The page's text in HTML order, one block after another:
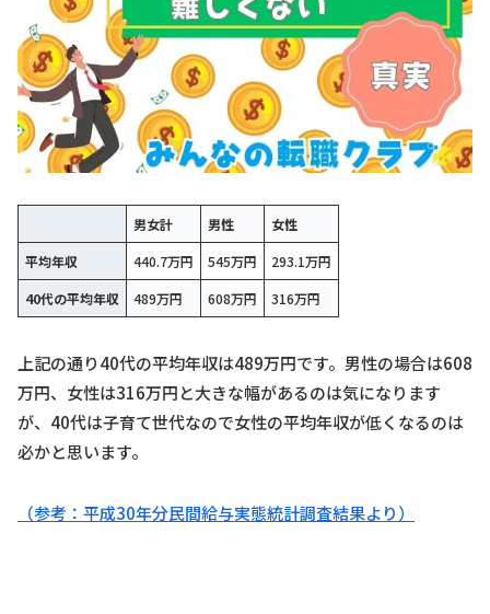
男女計 男性
女性
平均年収
440.7万円 545万円
293.1万円
40代の平均年収
489万円 608万円 316万円
上記の通り40代の平均年収は489万円です。男性の場合は608
万円、女性は316万円と大きな幅があるのは気になります
が、40代は子育て世代なので女性の平均年収が低くなるのは
必かと思います。
（参考：平成30年分民間給与実態統計調査結果より）